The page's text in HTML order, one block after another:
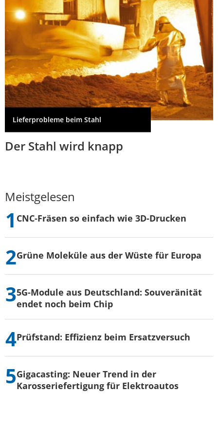
Lieferprobleme beim Stahl
Der Stahl wird knapp
Meistgelesen
CNC-Fräsen so einfach wie 3D-Drucken
Grüne Moleküle aus der Wüste für Europa
5G-Module aus Deutschland: Souveränität
endet noch beim Chip
Prüfstand: Effizienz beim Ersatzversuch
Gigacasting: Neuer Trend in der
Karosseriefertigung für Elektroautos